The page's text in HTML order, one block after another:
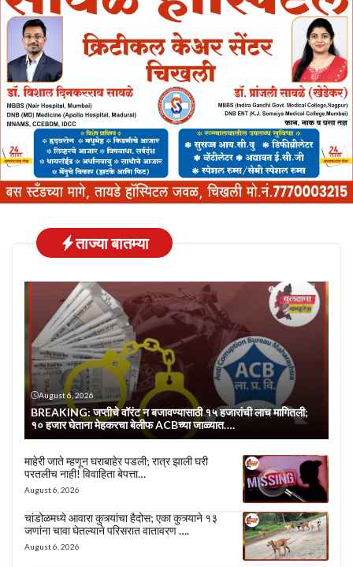
ताज्या बातम्या
August 6, 2026
BREAKING: जप्तीचे वॉरंट न बजावण्यासाठी १५ हजारांची लाच मागितली;
१० हजार घेताना मेहकरचा बेलीफ ACBच्या जाळ्यात….
माहेरी जाते म्हणून घराबाहेर पडली; रात्र झाली घरी
परतलीच नाही! विवाहिता बेपत्ता…
August 6, 2026
चांडोळमध्ये आवारा कुत्र्यांचा हैदोस; एका कुत्र्याने १३
जणांना चावा घेतल्याने परिसरात वातावरण ….
August 6, 2026